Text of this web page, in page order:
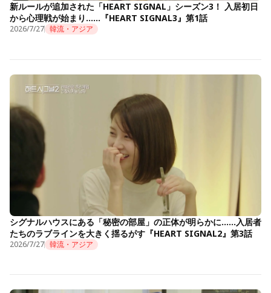
新ルールが追加された「HEART SIGNAL」シーズン3！ 入居初日
から心理戦が始まり……『HEART SIGNAL3』第1話
2026/7/27 韓流・アジア
シグナルハウスにある「秘密の部屋」の正体が明らかに……入居者
たちのラブラインを大きく揺るがす『HEART SIGNAL2』第3話
2026/7/27 韓流・アジア